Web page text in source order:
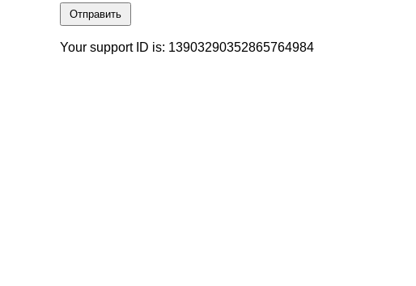
Отправить
Your support ID is: 13903290352865764984